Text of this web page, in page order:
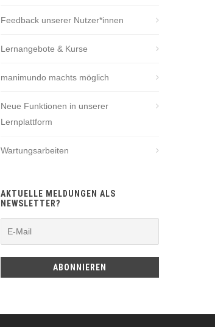
Feedback unserer Nutzer*innen
Lernangebote & Kurse
manimundo machts möglich
Neue Funktionen in unserer
Lernplattform
Wartungsarbeiten
AKTUELLE MELDUNGEN ALS
NEWSLETTER?